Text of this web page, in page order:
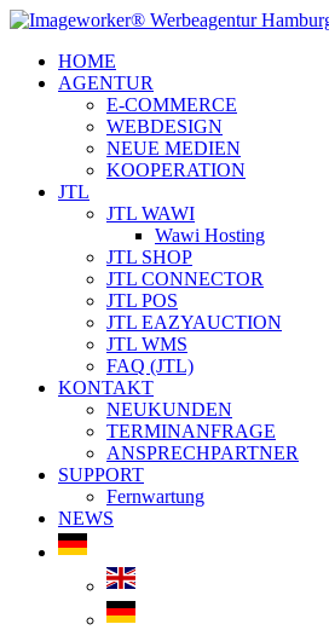
HOME
AGENTUR
E-COMMERCE
WEBDESIGN
NEUE MEDIEN
KOOPERATION
JTL
JTL WAWI
Wawi Hosting
JTL SHOP
JTL CONNECTOR
JTL POS
JTL EAZYAUCTION
JTL WMS
FAQ (JTL)
KONTAKT
NEUKUNDEN
TERMINANFRAGE
ANSPRECHPARTNER
SUPPORT
Fernwartung
NEWS